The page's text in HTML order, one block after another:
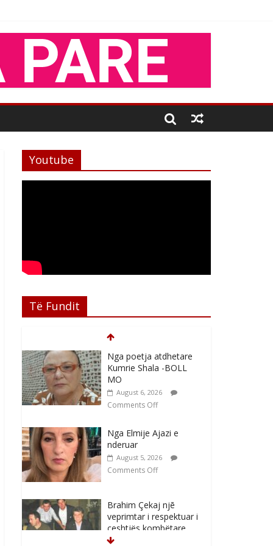
Youtube
Të Fundit
Nga poetja atdhetare
Kumrie Shala -BOLL
MO
August 6, 2026
Comments Off
Nga Elmije Ajazi e
nderuar
August 5, 2026
Comments Off
Brahim Çekaj njē
veprimtar i respektuar i
çeshtjës kombëtare